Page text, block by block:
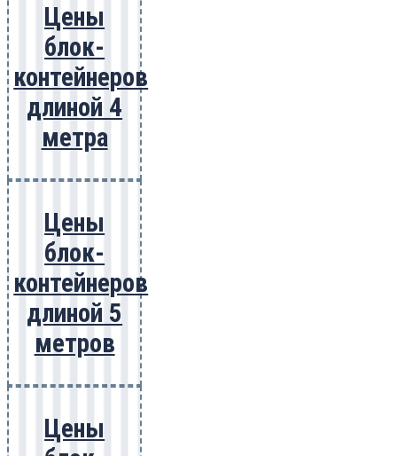
Цены
блок-
контейнеров
длиной 4
метра
Цены
блок-
контейнеров
длиной 5
метров
Цены